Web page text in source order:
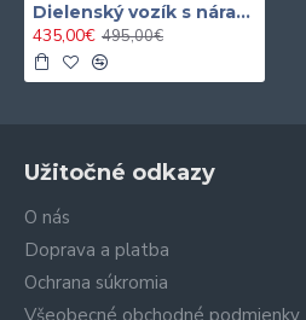
Dielenský vozík s náradím 7 zásuviek v pene 257 dielov
435,00€ 495,00€
Užitočné odkazy
O nás
Doprava a platba
Ochrana súkromia
Všeobecné obchodné podmienky